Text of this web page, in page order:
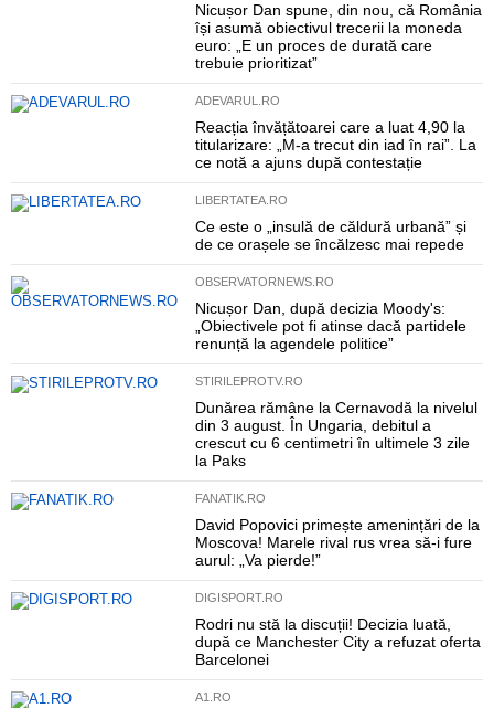
Nicușor Dan spune, din nou, că România
își asumă obiectivul trecerii la moneda
euro: „E un proces de durată care
trebuie prioritizat”
ADEVARUL.RO
Reacția învățătoarei care a luat 4,90 la
titularizare: „M-a trecut din iad în rai”. La
ce notă a ajuns după contestație
LIBERTATEA.RO
Ce este o „insulă de căldură urbană” și
de ce orașele se încălzesc mai repede
OBSERVATORNEWS.RO
Nicușor Dan, după decizia Moody's:
„Obiectivele pot fi atinse dacă partidele
renunță la agendele politice”
STIRILEPROTV.RO
Dunărea rămâne la Cernavodă la nivelul
din 3 august. În Ungaria, debitul a
crescut cu 6 centimetri în ultimele 3 zile
la Paks
FANATIK.RO
David Popovici primește amenințări de la
Moscova! Marele rival rus vrea să-i fure
aurul: „Va pierde!”
DIGISPORT.RO
Rodri nu stă la discuții! Decizia luată,
după ce Manchester City a refuzat oferta
Barcelonei
A1.RO